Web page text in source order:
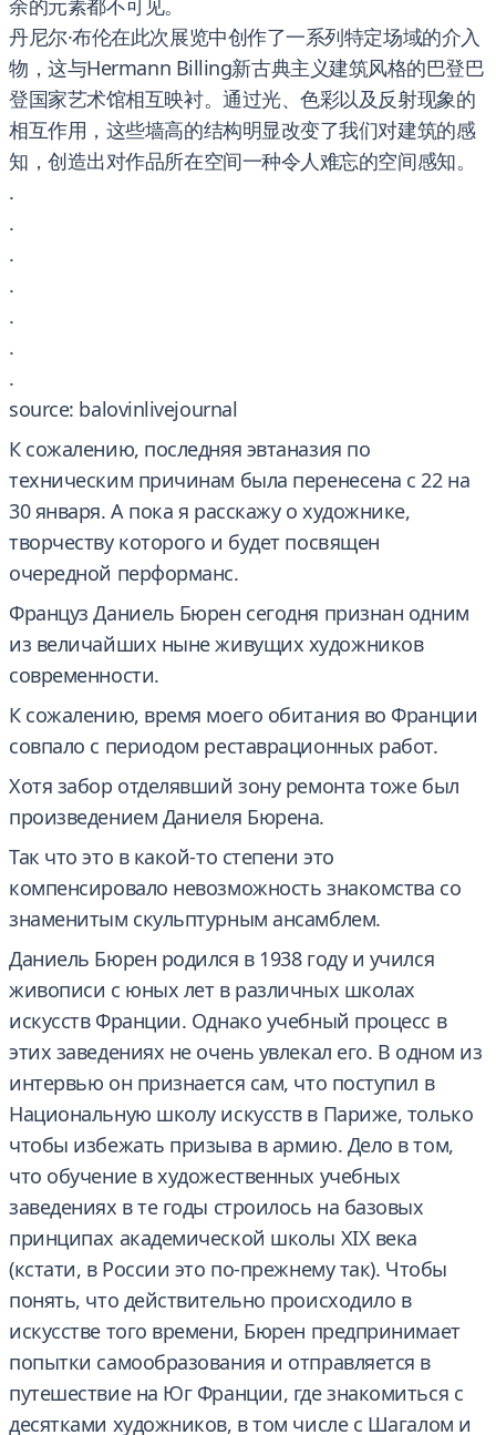
余的元素都不可见。
丹尼尔·布伦在此次展览中创作了一系列特定场域的介入
物，这与Hermann Billing新古典主义建筑风格的巴登巴
登国家艺术馆相互映衬。通过光、色彩以及反射现象的
相互作用，这些墙高的结构明显改变了我们对建筑的感
知，创造出对作品所在空间一种令人难忘的空间感知。
.
.
.
.
.
.
.
source: balovinlivejournal
К сожалению, последняя эвтаназия по
техническим причинам была перенесена с 22 на
30 января. А пока я расскажу о художнике,
творчеству которого и будет посвящен
очередной перформанс.
Француз Даниель Бюрен сегодня признан одним
из величайших ныне живущих художников
современности.
К сожалению, время моего обитания во Франции
совпало с периодом реставрационных работ.
Хотя забор отделявший зону ремонта тоже был
произведением Даниеля Бюрена.
Так что это в какой-то степени это
компенсировало невозможность знакомства со
знаменитым скульптурным ансамблем.
Даниель Бюрен родился в 1938 году и учился
живописи с юных лет в различных школах
искусств Франции. Однако учебный процесс в
этих заведениях не очень увлекал его. В одном из
интервью он признается сам, что поступил в
Национальную школу искусств в Париже, только
чтобы избежать призыва в армию. Дело в том,
что обучение в художественных учебных
заведениях в те годы строилось на базовых
принципах академической школы XIX века
(кстати, в России это по-прежнему так). Чтобы
понять, что действительно происходило в
искусстве того времени, Бюрен предпринимает
попытки самообразования и отправляется в
путешествие на Юг Франции, где знакомиться с
десятками художников, в том числе с Шагалом и